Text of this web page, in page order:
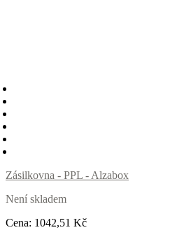
Zásilkovna - PPL - Alzabox
Není skladem
Cena: 1042,51 Kč